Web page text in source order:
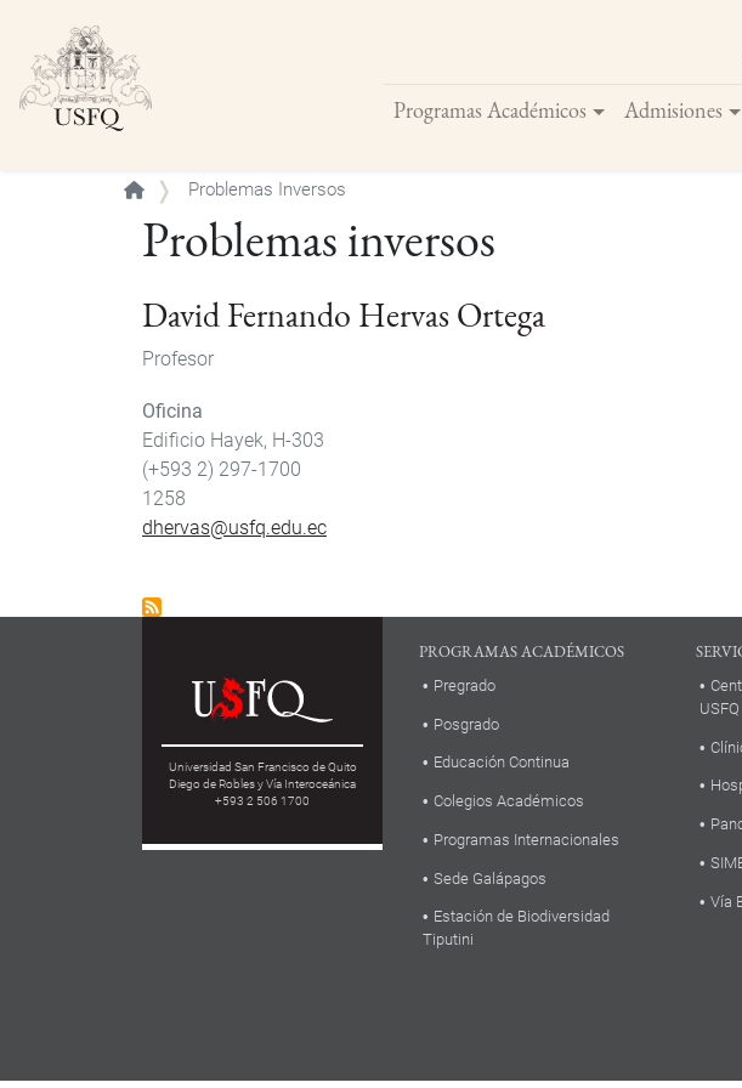
Programas Académicos Admisiones
Buscar
Problemas Inversos
Problemas inversos
David Fernando Hervas Ortega
Profesor
Oficina
Edificio Hayek, H-303
(+593 2) 297-1700
1258
dhervas@usfq.edu.ec
Universidad San Francisco de Quito
Diego de Robles y Vía Interoceánica
+593 2 506 1700
PROGRAMAS ACADÉMICOS
Pregrado
Posgrado
Educación Continua
Colegios Académicos
Programas Internacionales
Sede Galápagos
Estación de Biodiversidad
Tiputini
USFQ
Vía